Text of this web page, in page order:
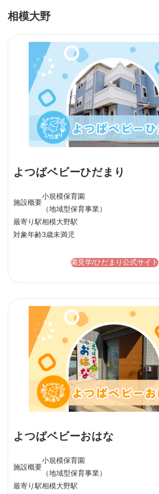
相模大野
よつばベビーひだまり
施設概要
小規模保育園
（地域型保育事業）
最寄り駅相模大野駅
対象年齢3歳未満児
園見学/ひだまり公式サイト
よつばベビーおはな
施設概要
小規模保育園
（地域型保育事業）
最寄り駅相模大野駅